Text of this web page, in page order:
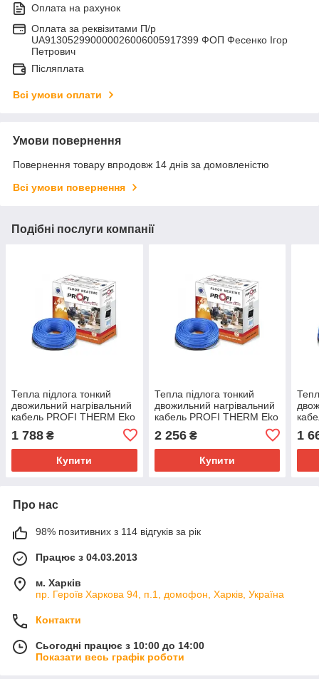
Оплата на рахунок
Оплата за реквізитами П/р
UA913052990000026006005917399 ФОП Фесенко Ігор
Петрович
Післяплата
Всі умови оплати
Умови повернення
Повернення товару впродовж 14 днів за домовленістю
Всі умови повернення
Подібні послуги компанії
Тепла підлога тонкий
двожильний нагрівальний
кабель PROFI THERM Eko
1 788 ₴
Купити
Тепла підлога тонкий
двожильний нагрівальний
кабель PROFI THERM Eko
2 256₴
Купити
1
Про нас
98% позитивних з 114 відгуків за рік
Працює з 04.03.2013
м. Харків
пр. Героїв Харкова 94, п.1, домофон, Харків, Україна
Контакти
Сьогодні працює з 10:00 до 14:00
Показати весь графік роботи